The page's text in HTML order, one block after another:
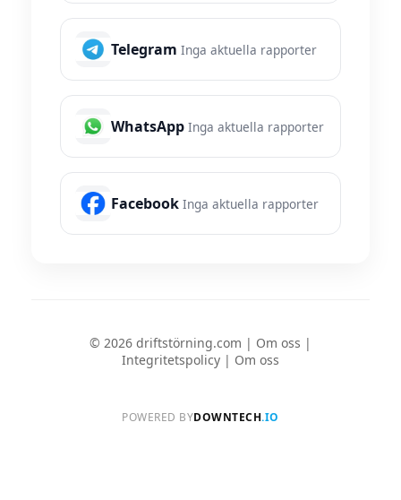
Telegram Inga aktuella rapporter
WhatsApp Inga aktuella rapporter
Facebook Inga aktuella rapporter
© 2026 driftstörning.com | Om oss |
Integritetspolicy | Om oss
POWERED BYDOWNTECH.IO